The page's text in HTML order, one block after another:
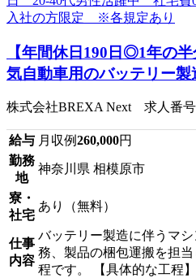
【年間休日190日◎1年の
気自動車用のバッテリー製
株式会社BREXA Next 求人番号
給与 月収例260,000円
勤務
地
神奈川県 相模原市
寮・
社宅
あり（無料）
仕事
内容
バッテリー製造に伴うマ
務、製品の梱包運搬を担
程です。 【具体的な工程